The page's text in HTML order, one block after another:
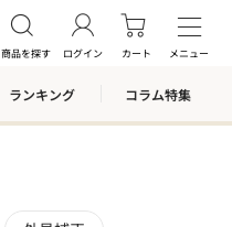
商品を探す ログイン カート メニュー
ランキング コラム特集